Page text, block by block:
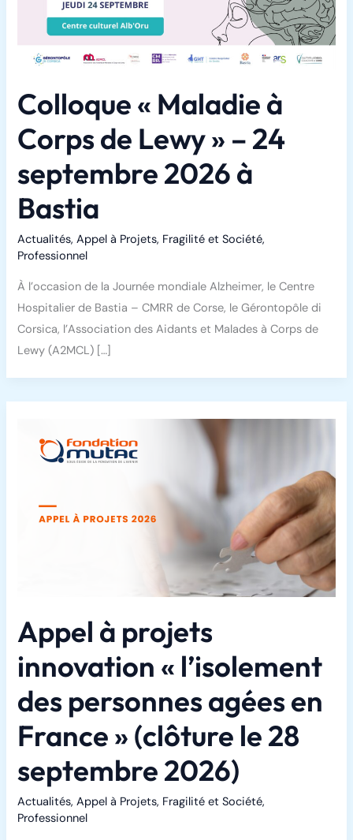
Colloque « Maladie à
Corps de Lewy » – 24
septembre 2026 à
Bastia
Actualités,Appel à Projets, Fragilité et Société,
Professionnel
À l’occasion de la Journée mondiale Alzheimer, le Centre
Hospitalier de Bastia – CMRR de Corse, le Gérontopôle di
Corsica, l’Association des Aidants et Malades à Corps de
Lewy (A2MCL) […]
Appel à projets
innovation « l’isolement
des personnes agées en
France » (clôture le 28
septembre 2026)
Actualités,Appel à Projets, Fragilité et Société,
Professionnel